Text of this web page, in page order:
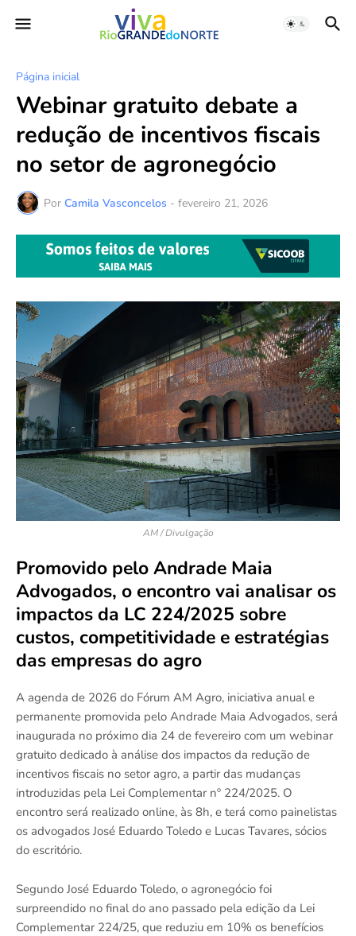
Página inicial
Webinar gratuito debate a
redução de incentivos fiscais
no setor de agronegócio
Por Camila Vasconcelos - fevereiro 21, 2026
AM / Divulgação
Promovido pelo Andrade Maia
Advogados, o encontro vai analisar os
impactos da LC 224/2025 sobre
custos, competitividade e estratégias
das empresas do agro
A agenda de 2026 do Fórum AM Agro, iniciativa anual e
permanente promovida pelo Andrade Maia Advogados, será
inaugurada no próximo dia 24 de fevereiro com um webinar
gratuito dedicado à análise dos impactos da redução de
incentivos fiscais no setor agro, a partir das mudanças
introduzidas pela Lei Complementar nº 224/2025. O
encontro será realizado online, às 8h, e terá como painelistas
os advogados José Eduardo Toledo e Lucas Tavares, sócios
do escritório.
Segundo José Eduardo Toledo, o agronegócio foi
surpreendido no final do ano passado pela edição da Lei
Complementar 224/25, que reduziu em 10% os benefícios